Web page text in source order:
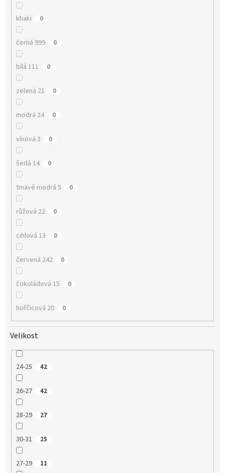
khaki 0
černá 999 0
bílá 111 0
zelená 21 0
modrá 24 0
vínová 3 0
šedá 14 0
tmavě modrá 5 0
růžová 22 0
cihlová 13 0
červená 242 0
čokoládová 15 0
hořčicová 20 0
Velikost
24-25 42
26-27 42
28-29 27
30-31 25
27-29 11